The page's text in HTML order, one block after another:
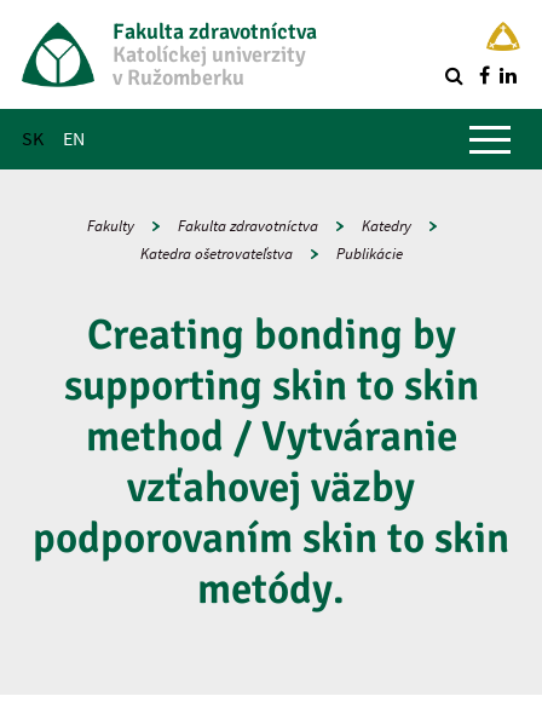
Fakulta zdravotníctva
Katolíckej univerzity
v Ružomberku
SK EN
Hlavné menu
Fakulty Fakulta zdravotníctva
Katedry
Katedra ošetrovateľstva
Publikácie
Creating bonding by
supporting skin to skin
method / Vytváranie
vzťahovej väzby
podporovaním skin to skin
metódy.